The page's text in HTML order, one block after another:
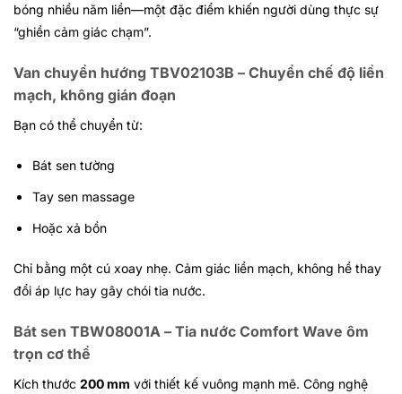
bóng nhiều năm liền—một đặc điểm khiến người dùng thực sự
“ghiền cảm giác chạm”.
Van chuyển hướng TBV02103B – Chuyển chế độ liền
mạch, không gián đoạn
Bạn có thể chuyển từ:
Bát sen tường
Tay sen massage
Hoặc xả bồn
Chỉ bằng một cú xoay nhẹ. Cảm giác liền mạch, không hề thay
đổi áp lực hay gây chói tia nước.
Bát sen TBW08001A – Tia nước Comfort Wave ôm
trọn cơ thể
Kích thước 200 mm với thiết kế vuông mạnh mẽ. Công nghệ